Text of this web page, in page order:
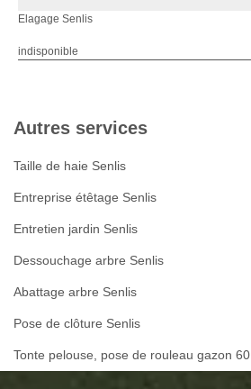
Elagage Senlis
indisponible
Autres services
Taille de haie Senlis
Entreprise étêtage Senlis
Entretien jardin Senlis
Dessouchage arbre Senlis
Abattage arbre Senlis
Pose de clôture Senlis
Tonte pelouse, pose de rouleau gazon 60